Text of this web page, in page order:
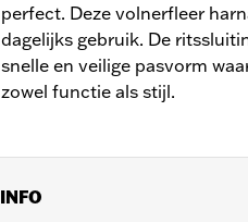
perfect. Deze volnerfleer
dagelijks gebruik. De
snelle en veilige pasvorm
zowel functie als stijl.
INFO